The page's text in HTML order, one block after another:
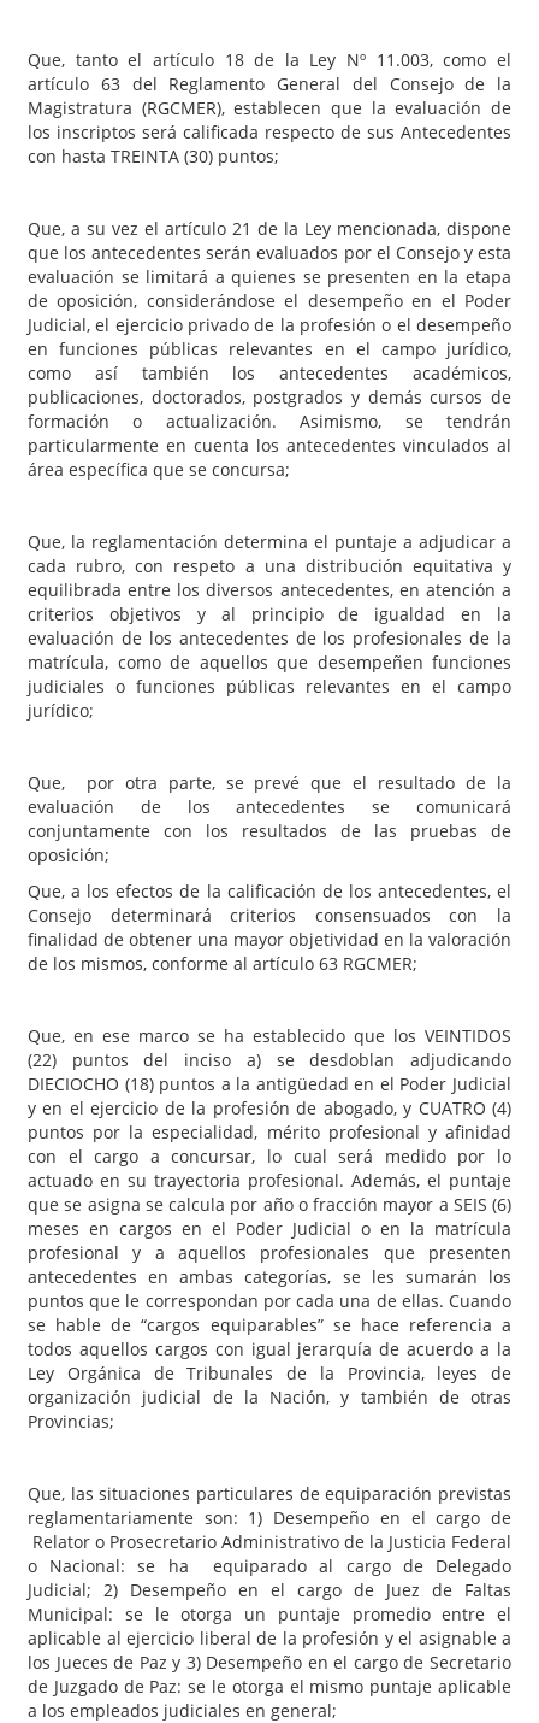
Que, tanto el artículo 18 de la Ley Nº 11.003, como el
artículo 63 del Reglamento General del Consejo de la
Magistratura (RGCMER), establecen que la evaluación de
los inscriptos será calificada respecto de sus Antecedentes
con hasta TREINTA (30) puntos;
Que, a su vez el artículo 21 de la Ley mencionada, dispone
que los antecedentes serán evaluados por el Consejo y esta
evaluación se limitará a quienes se presenten en la etapa
de oposición, considerándose el desempeño en el Poder
Judicial, el ejercicio privado de la profesión o el desempeño
en funciones públicas relevantes en el campo jurídico,
como así también los antecedentes académicos,
publicaciones, doctorados, postgrados y demás cursos de
formación o actualización. Asimismo, se tendrán
particularmente en cuenta los antecedentes vinculados al
área específica que se concursa;
Que, la reglamentación determina el puntaje a adjudicar a
cada rubro, con respeto a una distribución equitativa y
equilibrada entre los diversos antecedentes, en atención a
criterios objetivos y al principio de igualdad en la
evaluación de los antecedentes de los profesionales de la
matrícula, como de aquellos que desempeñen funciones
judiciales o funciones públicas relevantes en el campo
jurídico;
Que, por otra parte, se prevé que el resultado de la
evaluación de los antecedentes se comunicará
conjuntamente con los resultados de las pruebas de
oposición;
Que, a los efectos de la calificación de los antecedentes, el
Consejo determinará criterios consensuados con la
finalidad de obtener una mayor objetividad en la valoración
de los mismos, conforme al artículo 63 RGCMER;
Que, en ese marco se ha establecido que los VEINTIDOS
(22) puntos del inciso a) se desdoblan adjudicando
DIECIOCHO (18) puntos a la antigüedad en el Poder Judicial
y en el ejercicio de la profesión de abogado, y CUATRO (4)
puntos por la especialidad, mérito profesional y afinidad
con el cargo a concursar, lo cual será medido por lo
actuado en su trayectoria profesional. Además, el puntaje
que se asigna se calcula por año o fracción mayor a SEIS (6)
meses en cargos en el Poder Judicial o en la matrícula
profesional y a aquellos profesionales que presenten
antecedentes en ambas categorías, se les sumarán los
puntos que le correspondan por cada una de ellas. Cuando
se hable de “cargos equiparables” se hace referencia a
todos aquellos cargos con igual jerarquía de acuerdo a la
Ley Orgánica de Tribunales de la Provincia, leyes de
organización judicial de la Nación, y también de otras
Provincias;
Que, las situaciones particulares de equiparación previstas
reglamentariamente son: 1) Desempeño en el cargo de
Relator o Prosecretario Administrativo de la Justicia Federal
o Nacional: se ha equiparado al cargo de Delegado
Judicial; 2) Desempeño en el cargo de Juez de Faltas
Municipal: se le otorga un puntaje promedio entre el
aplicable al ejercicio liberal de la profesión y el asignable a
los Jueces de Paz y 3) Desempeño en el cargo de Secretario
de Juzgado de Paz: se le otorga el mismo puntaje aplicable
a los empleados judiciales en general;